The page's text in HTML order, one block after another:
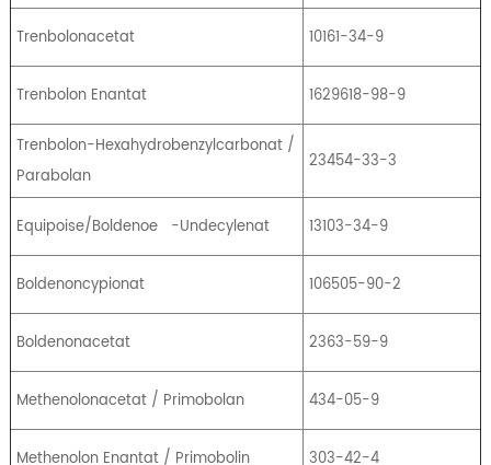
Trenbolonacetat 10161-34-9
Trenbolon Enantat 1629618-98-9
Trenbolon-Hexahydrobenzylcarbonat /
Parabolan
23454-33-3
Equipoise/Boldenoe -Undecylenat 13103-34-9
Boldenoncypionat 106505-90-2
Boldenonacetat 2363-59-9
Methenolonacetat / Primobolan 434-05-9
Methenolon Enantat / Primobolin 303-42-4